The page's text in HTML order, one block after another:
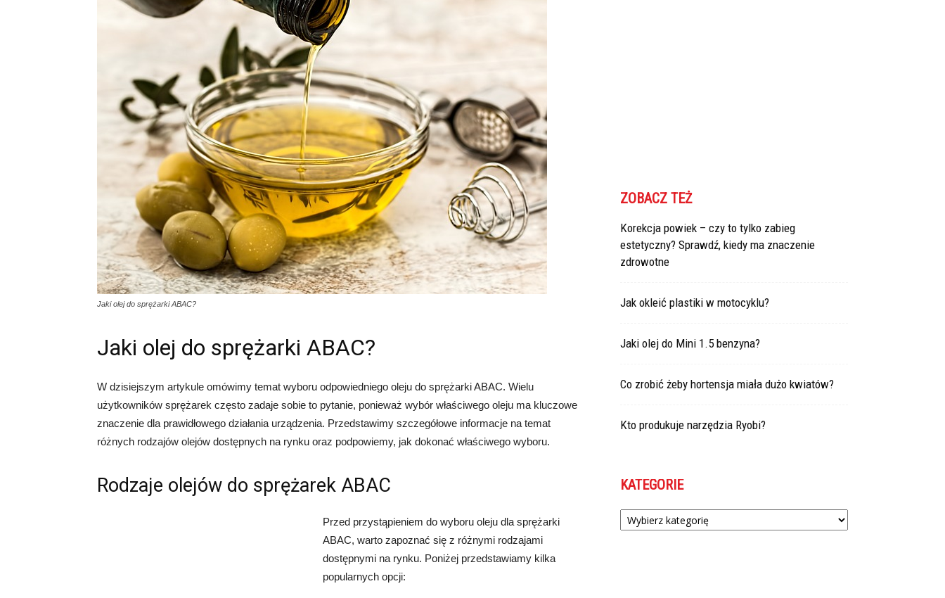
Jaki olej do sprężarki ABAC?
Jaki olej do sprężarki ABAC?
W dzisiejszym artykule omówimy temat wyboru odpowiedniego oleju do sprężarki ABAC. Wielu
użytkowników sprężarek często zadaje sobie to pytanie, ponieważ wybór właściwego oleju ma kluczowe
znaczenie dla prawidłowego działania urządzenia. Przedstawimy szczegółowe informacje na temat
różnych rodzajów olejów dostępnych na rynku oraz podpowiemy, jak dokonać właściwego wyboru.
Rodzaje olejów do sprężarek ABAC
Przed przystąpieniem do wyboru oleju dla sprężarki
ABAC, warto zapoznać się z różnymi rodzajami
dostępnymi na rynku. Poniżej przedstawiamy kilka
popularnych opcji:
ZOBACZ TEŻ
Korekcja powiek – czy to tylko zabieg
estetyczny? Sprawdź, kiedy ma znaczenie
zdrowotne
Jak okleić plastiki w motocyklu?
Jaki olej do Mini 1.5 benzyna?
Co zrobić żeby hortensja miała dużo kwiatów?
Kto produkuje narzędzia Ryobi?
KATEGORIE
Kategorie